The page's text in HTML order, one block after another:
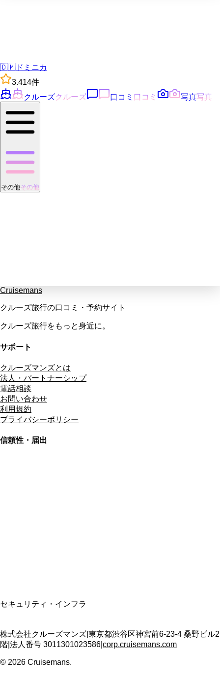
🇩🇲 ドミニカ
3.414件
クルーズクルーズ 口コミ 口コミ 写真写真
その他その他
Cruisemans
クルーズ旅行の口コミ・予約サイト
クルーズ旅行をもっと身近に。
サポート
クルーズマンズとは
法人・パートナーシップ
電話相談
お問い合わせ
利用規約
プライバシーポリシー
信頼性・届出
セキュリティ・インフラ
株式会社クルーズマンズ 東京都渋谷区神宮前6-23-4 桑野ビル2
階 法人番号 3011301023586 corp.cruisemans.com
© 2026 Cruisemans.